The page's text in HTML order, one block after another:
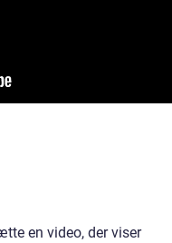
en video, der viser